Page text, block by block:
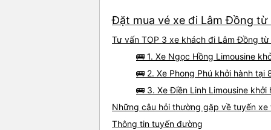
Đặt mua vé xe đi Lâm Đồng từ
Tư vấn TOP 3 xe khách đi Lâm Đồng
🚌 1. Xe Ngọc Hồng Limousine
🚌 2. Xe Phong Phú khởi hành tại
🚌 3. Xe Điền Linh Limousine khởi
Những câu hỏi thường gặp về tuyến xe
Thông tin tuyến đường